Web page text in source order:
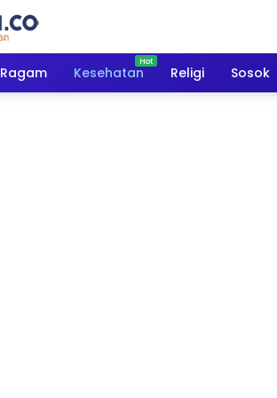
Ragam Kesehatan Religi Sosok